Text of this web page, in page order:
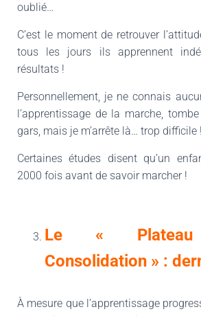
oublié…
C’est le moment de retrouver
tous les jours ils apprennent
résultats !
Personnellement, je ne connais
l’apprentissage de la marche,
gars, mais je m’arrête là… trop difficile !
Certaines études disent qu’un
2000 fois avant de savoir marcher !
Le «
Consolidation » :
À mesure que l’apprentissage